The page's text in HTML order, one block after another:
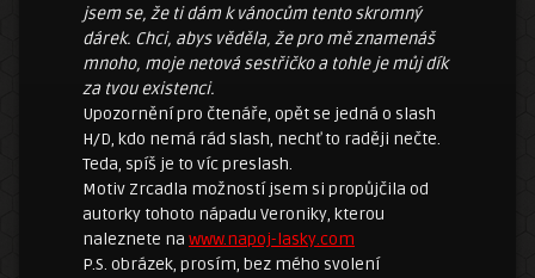
jsem se, že ti dám k vánocům tento skromný
dárek. Chci, abys věděla, že pro mě znamenáš
mnoho, moje netová sestřičko a tohle je můj dík
za tvou existenci.
Upozornění pro čtenáře, opět se jedná o slash
H/D, kdo nemá rád slash, nechť to raději nečte.
Teda, spíš je to víc preslash.
Motiv Zrcadla možností jsem si propůjčila od
autorky tohoto nápadu Veroniky, kterou
naleznete na www.napoj-lasky.com
P.S. obrázek, prosím, bez mého svolení